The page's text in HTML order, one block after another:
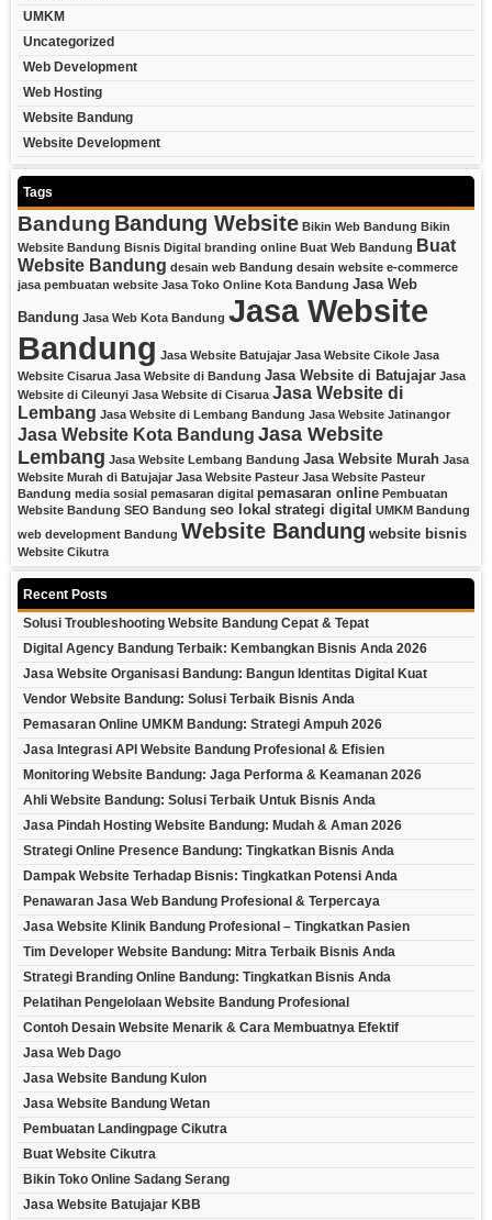
UMKM
Uncategorized
Web Development
Web Hosting
Website Bandung
Website Development
Tags
Bandung Bandung Website Bikin Web Bandung Bikin
Website Bandung Bisnis Digital branding online Buat Web Bandung Buat
Website Bandung desain web Bandung desain website e-commerce
jasa pembuatan website Jasa Toko Online Kota Bandung Jasa Web
Bandung Jasa Web Kota Bandung Jasa Website
Bandung Jasa Website Batujajar Jasa Website Cikole Jasa
Website Cisarua Jasa Website di Bandung Jasa Website di Batujajar Jasa
Website di Cileunyi Jasa Website di Cisarua Jasa Website di
Lembang Jasa Website di Lembang Bandung Jasa Website Jatinangor
Jasa Website Kota Bandung Jasa Website
Lembang Jasa Website Lembang Bandung Jasa Website Murah Jasa
Website Murah di Batujajar Jasa Website Pasteur Jasa Website Pasteur
Bandung media sosial pemasaran digital pemasaran online Pembuatan
Website Bandung SEO Bandung seo lokal strategi digital UMKM Bandung
web development Bandung Website Bandung website bisnis
Website Cikutra
Recent Posts
Solusi Troubleshooting Website Bandung Cepat & Tepat
Digital Agency Bandung Terbaik: Kembangkan Bisnis Anda 2026
Jasa Website Organisasi Bandung: Bangun Identitas Digital Kuat
Vendor Website Bandung: Solusi Terbaik Bisnis Anda
Pemasaran Online UMKM Bandung: Strategi Ampuh 2026
Jasa Integrasi API Website Bandung Profesional & Efisien
Monitoring Website Bandung: Jaga Performa & Keamanan 2026
Ahli Website Bandung: Solusi Terbaik Untuk Bisnis Anda
Jasa Pindah Hosting Website Bandung: Mudah & Aman 2026
Strategi Online Presence Bandung: Tingkatkan Bisnis Anda
Dampak Website Terhadap Bisnis: Tingkatkan Potensi Anda
Penawaran Jasa Web Bandung Profesional & Terpercaya
Jasa Website Klinik Bandung Profesional – Tingkatkan Pasien
Tim Developer Website Bandung: Mitra Terbaik Bisnis Anda
Strategi Branding Online Bandung: Tingkatkan Bisnis Anda
Pelatihan Pengelolaan Website Bandung Profesional
Contoh Desain Website Menarik & Cara Membuatnya Efektif
Jasa Web Dago
Jasa Website Bandung Kulon
Jasa Website Bandung Wetan
Pembuatan Landingpage Cikutra
Buat Website Cikutra
Bikin Toko Online Sadang Serang
Jasa Website Batujajar KBB